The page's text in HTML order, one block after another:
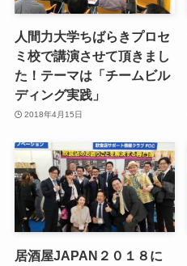
人間力大学ちばらきプロセ
ミ校で講演させて頂きまし
た！テーマは「チームビル
ディング実践」
2018年4月15日
居酒屋JAPAN２０１８に